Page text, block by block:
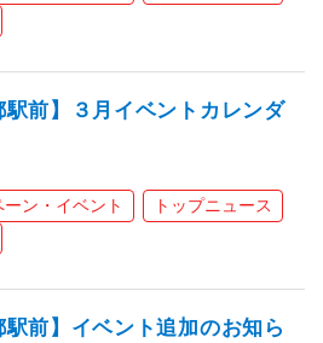
駅前】３月イベントカレンダ
ン・イベント
トップニュース
駅前】イベント追加のお知ら